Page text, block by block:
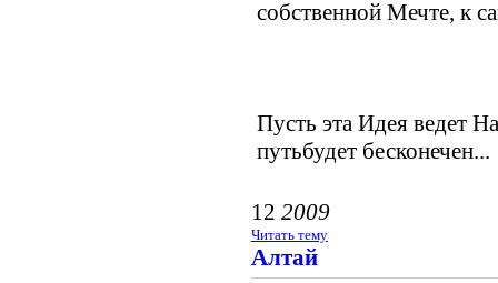
собственной Мечте, к
Пусть эта Идея ведет
путьбудет бесконечен...
12 2009
Читать тему
Алтай